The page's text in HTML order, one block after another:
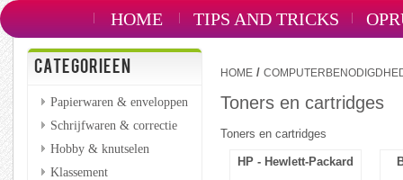
HOME TIPS AND TRICKS
CATEGORIEEN
Papierwaren & enveloppen
Schrijfwaren & correctie
Hobby & knutselen
Klassement
HOME /
Toners en cartridges
Toners en cartridges
HP - Hewlett-Packard